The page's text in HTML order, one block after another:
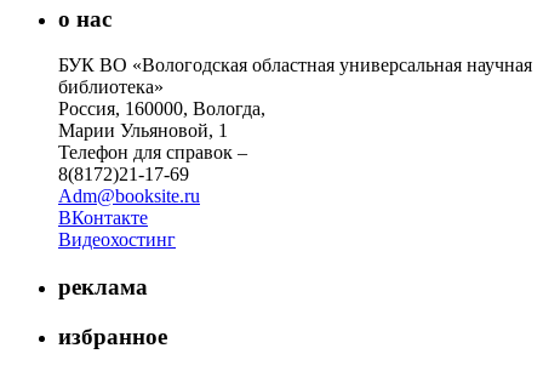
о нас
БУК ВО «Вологодская областная универсальная научная
библиотека»
Россия, 160000, Вологда,
Марии Ульяновой, 1
Телефон для справок –
8(8172)21-17-69
Adm@booksite.ru
ВКонтакте
Видеохостинг
реклама
избранное